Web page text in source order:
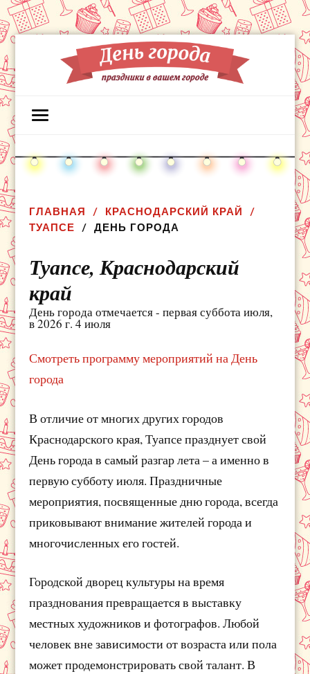
ГЛАВНАЯ
КРАСНОДАРСКИЙ КРАЙ
ТУАПСЕ
ДЕНЬ ГОРОДА
Туапсе,Краснодарский
край
День города отмечается - первая суббота июля,
в 2026 г. 4 июля
Смотреть программу мероприятий на День
города
В отличие от многих других городов
Краснодарского края, Туапсе празднует свой
День города в самый разгар лета – а именно в
первую субботу июля. Праздничные
мероприятия, посвященные дню города, всегда
приковывают внимание жителей города и
многочисленных его гостей.
Городской дворец культуры на время
празднования превращается в выставку
местных художников и фотографов. Любой
человек вне зависимости от возраста или пола
может продемонстрировать свой талант. В